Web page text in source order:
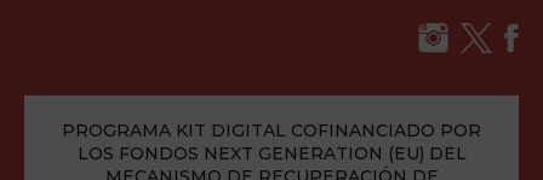
PROGRAMA KIT DIGITAL COFINANCIADO POR
LOS FONDOS NEXT GENERATION (EU) DEL